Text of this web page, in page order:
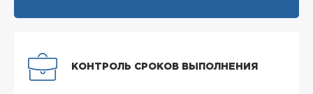
КОНТРОЛЬ СРОКОВ ВЫПОЛНЕНИЯ